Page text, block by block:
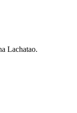
Lachatao.